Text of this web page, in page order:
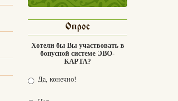
Опрос
Хотели бы Вы участвовать в
бонусной системе ЭВО-
КАРТА?
Да, конечно!